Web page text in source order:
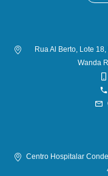
Rua Al Berto, Lote
Wanda
Centro Hospitalar